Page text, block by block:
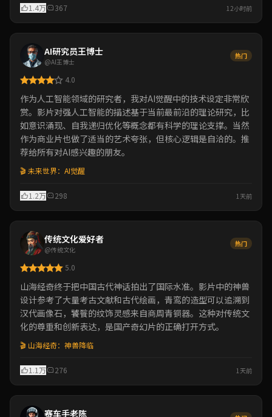
1.4万 367 12小时前
AI研究员王博士
@AI王博士
热门
4.0
作为人工智能领域的研究者，我对AI觉醒中的技术设定非常欣
赏。影片对强人工智能的描述基于当前最前沿的理论研究，比
如意识涌现、自我递归优化等概念都有科学的理论支撑。当然
作为商业片也做了适当的艺术夸张，但核心逻辑是自洽的。推
荐给所有对AI感兴趣的朋友。
🎬 未来世界：AI觉醒
1.2万 298 1天前
传统文化爱好者
@传统文化
热门
5.0
山海经奇终于把中国古代神话拍出了国际水准。影片中的神兽
设计参考了大量考古文献和古代绘画，青鸾的造型可以追溯到
汉代画像石，饕餮的纹饰灵感来自商周青铜器。这种对传统文
化的尊重和创新表达，是国产奇幻片的正确打开方式。
🎬 山海经奇：神兽降临
1.1万 276 1天前
赛车手老陈